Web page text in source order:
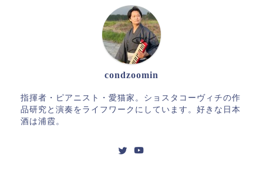
condzoomin
指揮者・ピアニスト・愛猫家。ショスタコーヴィチの作
品研究と演奏をライフワークにしています。好きな日本
酒は浦霞。